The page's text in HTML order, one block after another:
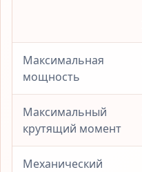
Максимальная
мощность
Максимальный
крутящий момент
Механический